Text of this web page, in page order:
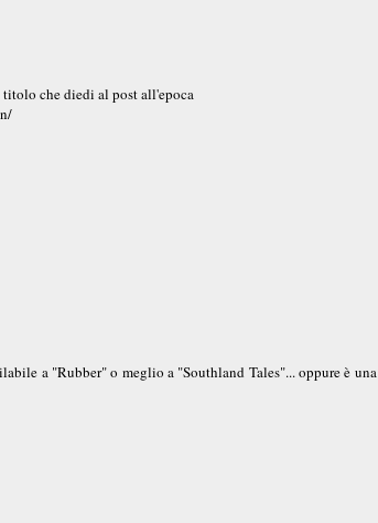
che diedi al post all'epoca
a "Rubber" o meglio a "Southland Tales"... oppure è una